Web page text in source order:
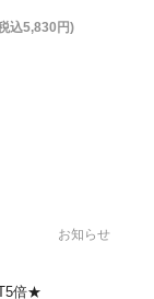
込5,830円)
お知らせ
倍★